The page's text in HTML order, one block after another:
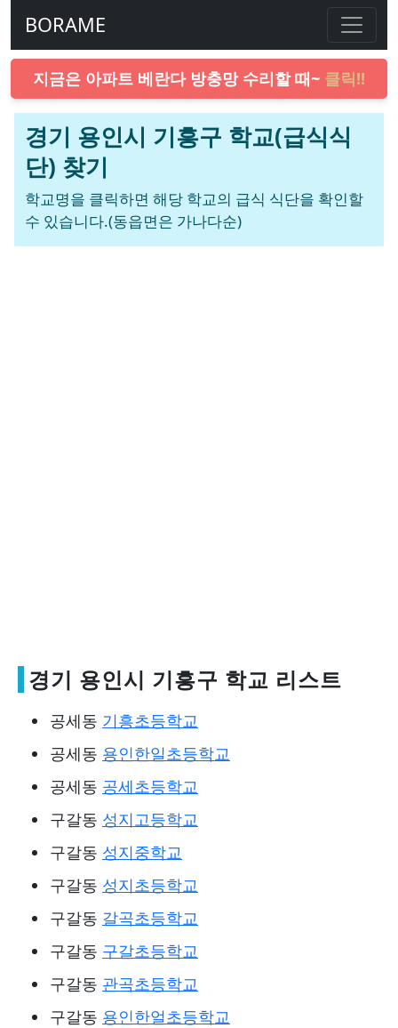
BORAME
지금은 아파트 베란다 방충망 수리할 때~ 클릭!!
경기 용인시 기흥구 학교(급식식
단) 찾기
학교명을 클릭하면 해당 학교의 급식 식단을 확인할
수 있습니다.(동읍면은 가나다순)
경기 용인시 기흥구 학교 리스트
공세동 기흥초등학교
공세동 용인한일초등학교
공세동 공세초등학교
구갈동 성지고등학교
구갈동 성지중학교
구갈동 성지초등학교
구갈동 갈곡초등학교
구갈동 구갈초등학교
구갈동 관곡초등학교
구갈동 용인한얼초등학교